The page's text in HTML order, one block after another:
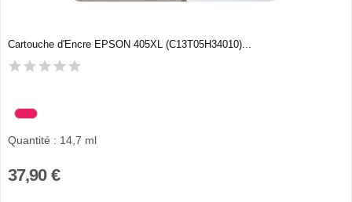
Cartouche d'Encre EPSON 405XL (C13T05H34010)...
Quantité : 14,7 ml
37,90 €